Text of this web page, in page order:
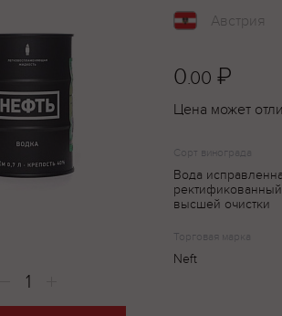
Австрия
0.00 ₽
Цена может
Сорт винограда
Вода
высшей очистки
Торговая марка
Neft